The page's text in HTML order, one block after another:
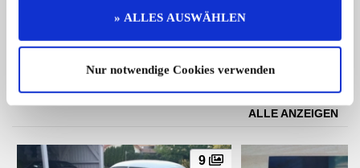
» ALLES AUSWÄHLEN
Nur notwendige Cookies verwenden
49.950,- €
Das könnte Sie auch interessieren
ALLE ANZEIGEN
9